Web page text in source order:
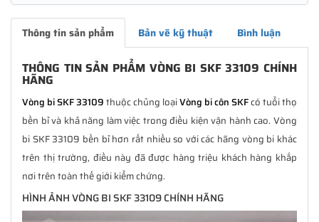
Thông tin sản phẩm Bản vẽ kỹ thuật Bình luận
THÔNG TIN SẢN PHẨM VÒNG BI SKF 33109 CHÍNH
HÃNG
Vòng bi SKF 33109thuộc chủng loạiVòng bi côn SKFcó tuổi thọ
bền bỉ và khả năng làm việc trong điều kiện vận hành cao. Vòng
bi SKF 33109 bền bỉ hơn rất nhiều so với các hãng vòng bi khác
trên thị trường, điều này đã được hàng triệu khách hàng khắp
nơi trên toàn thế giới kiểm chứng.
HÌNH ẢNH VÒNG BI SKF 33109 CHÍNH HÃNG